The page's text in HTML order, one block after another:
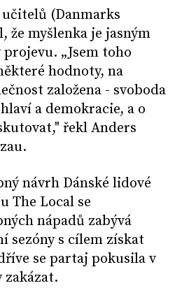
učitelů (Danmarks
myšlenka je jasným
„Jsem toho
hodnoty, na
založena - svoboda
a demokracie, a o
řekl Anders
návrh Dánské lidové
The Local se
nápadů zabývá
sezóny s cílem získat
se partaj pokusila v
zakázat.